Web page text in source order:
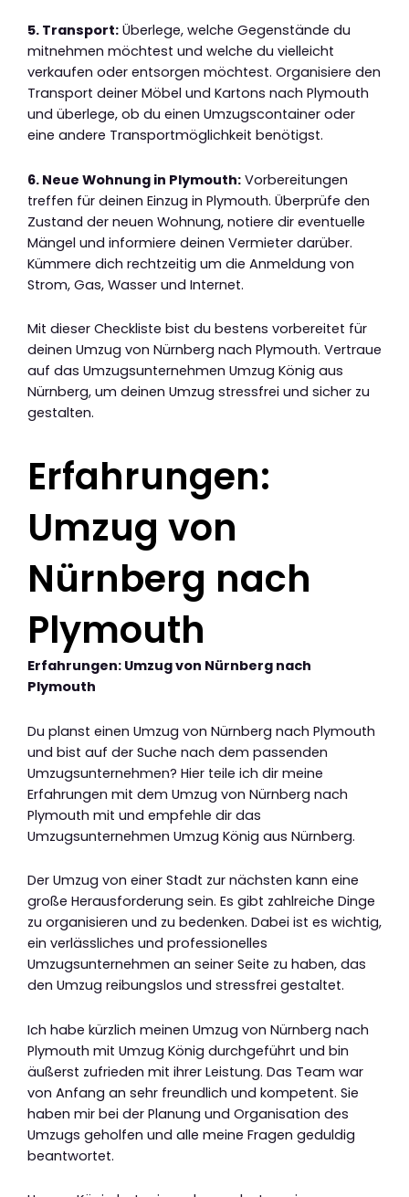
5. Transport: Überlege, welche Gegenstände du
mitnehmen möchtest und welche du vielleicht
verkaufen oder entsorgen möchtest. Organisiere den
Transport deiner Möbel und Kartons nach Plymouth
und überlege, ob du einen Umzugscontainer oder
eine andere Transportmöglichkeit benötigst.
6. Neue Wohnung in Plymouth: Vorbereitungen
treffen für deinen Einzug in Plymouth. Überprüfe den
Zustand der neuen Wohnung, notiere dir eventuelle
Mängel und informiere deinen Vermieter darüber.
Kümmere dich rechtzeitig um die Anmeldung von
Strom, Gas, Wasser und Internet.
Mit dieser Checkliste bist du bestens vorbereitet für
deinen Umzug von Nürnberg nach Plymouth. Vertraue
auf das Umzugsunternehmen Umzug König aus
Nürnberg, um deinen Umzug stressfrei und sicher zu
gestalten.
Erfahrungen:
Umzug von
Nürnberg nach
Plymouth
Erfahrungen: Umzug von Nürnberg nach
Plymouth
Du planst einen Umzug von Nürnberg nach Plymouth
und bist auf der Suche nach dem passenden
Umzugsunternehmen? Hier teile ich dir meine
Erfahrungen mit dem Umzug von Nürnberg nach
Plymouth mit und empfehle dir das
Umzugsunternehmen Umzug König aus Nürnberg.
Der Umzug von einer Stadt zur nächsten kann eine
große Herausforderung sein. Es gibt zahlreiche Dinge
zu organisieren und zu bedenken. Dabei ist es wichtig,
ein verlässliches und professionelles
Umzugsunternehmen an seiner Seite zu haben, das
den Umzug reibungslos und stressfrei gestaltet.
Ich habe kürzlich meinen Umzug von Nürnberg nach
Plymouth mit Umzug König durchgeführt und bin
äußerst zufrieden mit ihrer Leistung. Das Team war
von Anfang an sehr freundlich und kompetent. Sie
haben mir bei der Planung und Organisation des
Umzugs geholfen und alle meine Fragen geduldig
beantwortet.